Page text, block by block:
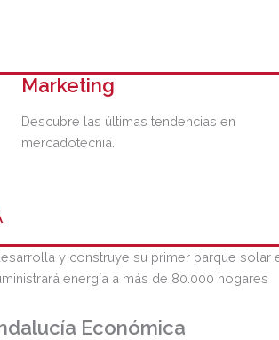
Marketing
Descubre las últimas tendencias en
mercadotecnia.
Económica